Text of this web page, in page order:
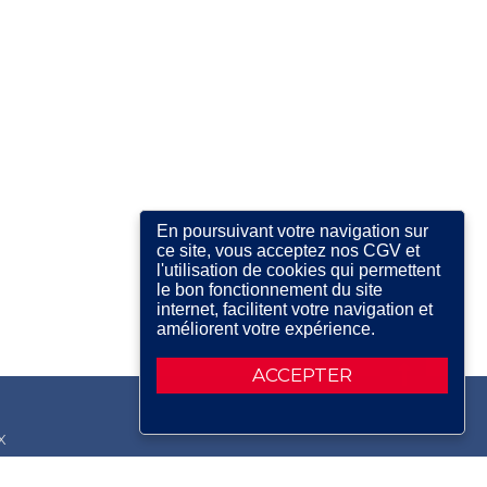
ACCEPTER
En poursuivant votre navigation sur
ce site, vous acceptez nos CGV et
l'utilisation de cookies qui permettent
le bon fonctionnement du site
internet, facilitent votre navigation et
améliorent votre expérience.